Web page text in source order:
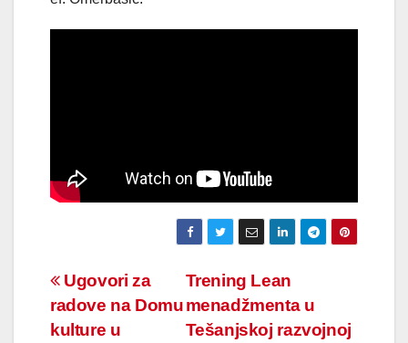
Navigacija
članaka
Trening Lean
menadžmenta u
Tešanjskoj razvojnoj
Ugovori za
radove na Domu
kulture u